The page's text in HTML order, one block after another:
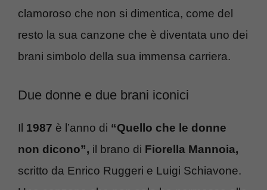
clamoroso che non si dimentica, come del
resto la sua canzone che è diventata uno dei
brani simbolo della sua immensa carriera.
Due donne e due brani iconici
Il 1987 è l’anno di “Quello che le donne
non dicono”, il brano di Fiorella Mannoia,
scritto da Enrico Ruggeri e Luigi Schiavone.